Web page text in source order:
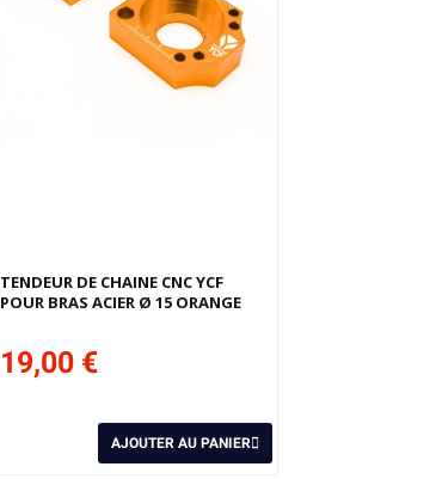
TENDEUR DE CHAINE CNC YCF
POUR BRAS ACIER Ø 15 ORANGE
19,00 €
AJOUTER AU PANIER